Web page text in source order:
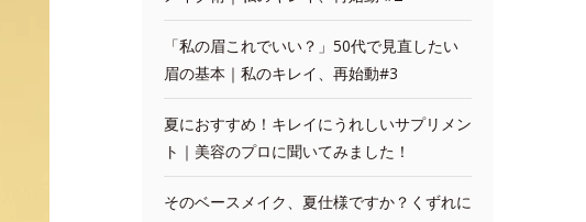
「私の眉これでいい？」50代で見直したい
眉の基本｜私のキレイ、再始動#3
夏におすすめ！キレイにうれしいサプリメン
ト｜美容のプロに聞いてみました！
そのベースメイク、夏仕様ですか？くずれに